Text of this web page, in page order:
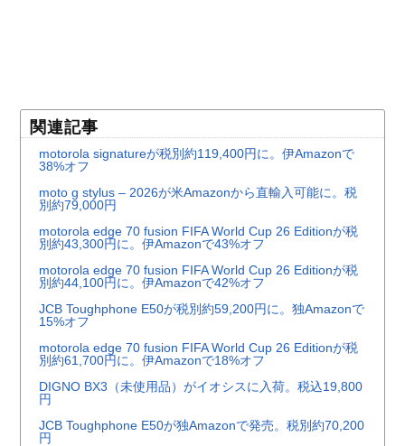
関連記事
motorola signatureが税別約119,400円に。伊Amazonで
38%オフ
moto g stylus – 2026が米Amazonから直輸入可能に。税
別約79,000円
motorola edge 70 fusion FIFA World Cup 26 Editionが税
別約43,300円に。伊Amazonで43%オフ
motorola edge 70 fusion FIFA World Cup 26 Editionが税
別約44,100円に。伊Amazonで42%オフ
JCB Toughphone E50が税別約59,200円に。独Amazonで
15%オフ
motorola edge 70 fusion FIFA World Cup 26 Editionが税
別約61,700円に。伊Amazonで18%オフ
DIGNO BX3（未使用品）がイオシスに入荷。税込19,800
円
JCB Toughphone E50が独Amazonで発売。税別約70,200
円